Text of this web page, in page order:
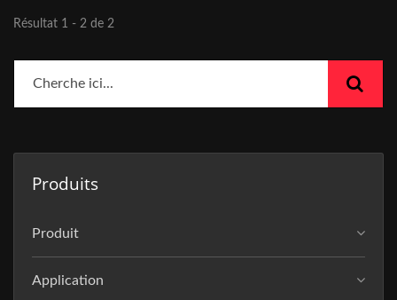
Résultat 1 - 2 de 2
Produits
Produit
Application